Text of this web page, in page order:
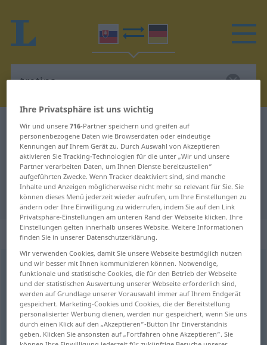
Slowakisch-Deutsch Wörterbuch tretina
Slowakisch-Deutsch Übersetzung
für "tretina"
"tretina" Deutsch Übersetzung
„tretina“: feminin
tretinaf
Übersicht aller Übersetzungen
(Für mehr Details die Übersetzung anklicken/antippen)
Drittel
Ihre Privatsphäre ist uns wichtig
Wir und unsere716-Partner speichern und greifen auf
personenbezogene Daten wie Browserdaten oder eindeutige
Kennungen auf Ihrem Gerät zu. Durch Auswahl von Akzeptieren
aktivieren Sie Tracking-Technologien für die unter „Wir und unsere
Partner verarbeiten Daten, um Ihnen Dienste bereitzustellen“
aufgeführten Zwecke. Wenn Tracker deaktiviert sind, sind manche
Inhalte und Anzeigen möglicherweise nicht mehr so relevant für Sie. Sie
können dieses Menü jederzeit wieder aufrufen, um Ihre Einstellungen zu
ändern oder Ihre Einwilligung zu widerrufen, indem Sie auf den Link
Privatsphäre-Einstellungen am unteren Rand der Webseite klicken. Ihre
Einstellungen gelten innerhalb unseres Website. Weitere Informationen
finden Sie in unserer Datenschutzerklärung.
Wir verwenden Cookies, damit Sie unsere Webseite bestmöglich nutzen
und wir besser mit Ihnen kommunizieren können. Notwendige,
funktionale und statistische Cookies, die für den Betrieb der Webseite
und der statistischen Auswertung unserer Webseite erforderlich sind,
werden auf Grundlage unserer Vorauswahl immer auf Ihrem Endgerät
gespeichert. Marketing-Cookies und Cookies, die der Bereitstellung
personalisierter Werbung dienen, werden nur gespeichert, wenn Sie uns
durch einen Klick auf den „Akzeptieren“-Button Ihr Einverständnis
geben. Klicken Sie ansonsten auf „Fortfahren ohne Akzeptieren“. Sie